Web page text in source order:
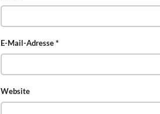
E-Mail-Adresse*
Website